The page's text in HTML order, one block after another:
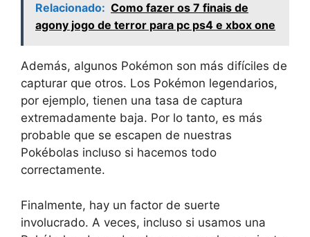
Relacionado: Como fazer os 7 finais de
agony jogo de terror para pc ps4 e xbox one
Además, algunos Pokémon son más difíciles de
capturar que otros. Los Pokémon legendarios,
por ejemplo, tienen una tasa de captura
extremadamente baja. Por lo tanto, es más
probable que se escapen de nuestras
Pokébolas incluso si hacemos todo
correctamente.
Finalmente, hay un factor de suerte
involucrado. A veces, incluso si usamos una